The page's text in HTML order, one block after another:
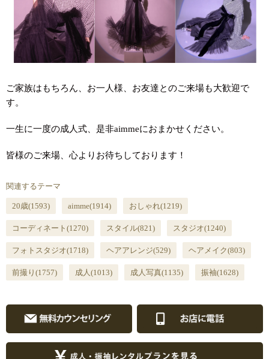
ご家族はもちろん、お一人様、お友達とのご来場も大歓迎で
す。
一生に一度の成人式、是非aimmeにおまかせください。
皆様のご来場、心よりお待ちしております！
関連するテーマ
20歳(1593) aimme(1914) おしゃれ(1219)
コーディネート (1270) スタイル(821) スタジオ(1240)
フォトスタジオ(1718) ヘアアレンジ(529) ヘアメイク(803)
前撮り (1757) 成人 (1013) 成人写真(1135) 振袖(1628)